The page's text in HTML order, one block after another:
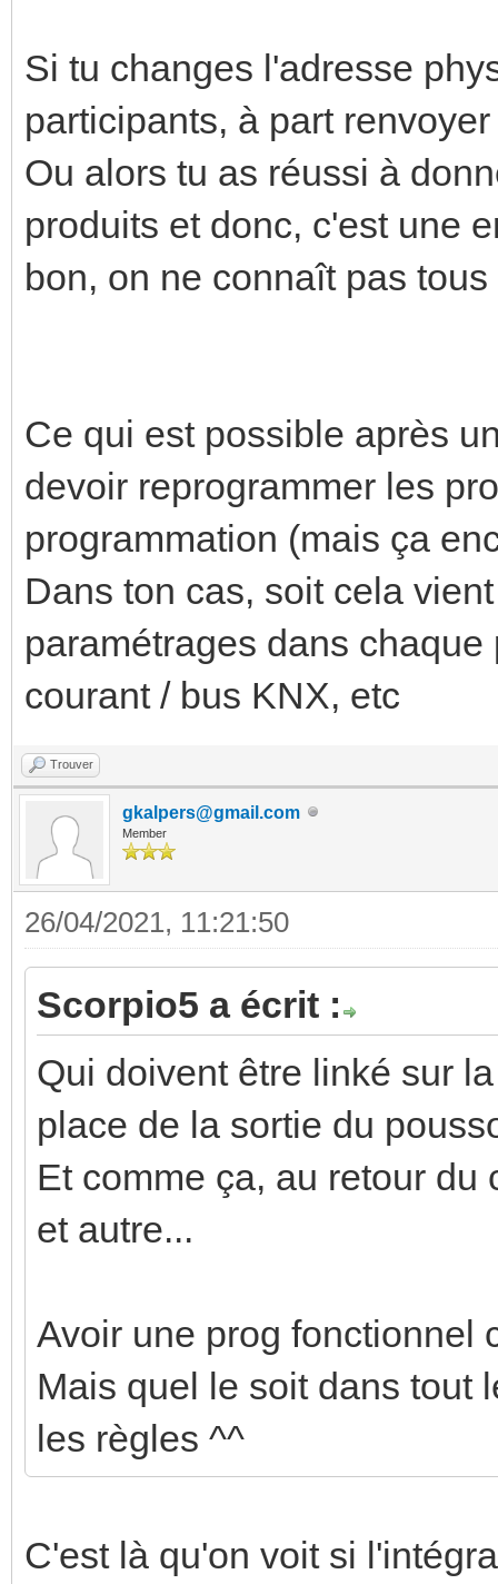
Si tu changes l'adresse
participants, à part
Ou alors tu as réussi à
produits et donc, c'est une
bon, on ne connaît pas
Ce qui est possible après
devoir reprogrammer les
programmation (mais ça
Dans ton cas, soit cela
paramétrages dans
courant / bus KNX, etc
Trouver
gkalpers@gmail.com
Member
26/04/2021, 11:21:50
Scorpio5 a écrit :
Qui doivent être linké sur
place de la sortie du
Et comme ça, au retour
et autre...
Avoir une prog fonctionnel
Mais quel le soit dans tout
les règles ^^
C'est là qu'on voit si